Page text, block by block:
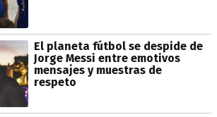
El planeta fútbol se despide de
Jorge Messi entre emotivos
mensajes y muestras de
respeto